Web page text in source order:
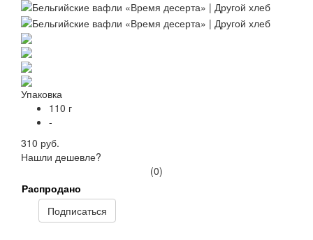
Упаковка
110 г
-
310 руб.
Нашли дешевле?
(0)
Распродано
Подписаться